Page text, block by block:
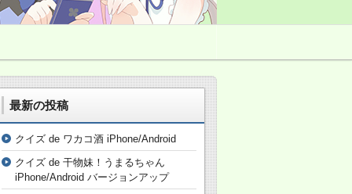
最新の投稿
クイズ de ワカコ酒 iPhone/Android
クイズ de 干物妹！うまるちゃん
iPhone/Android バージョンアップ